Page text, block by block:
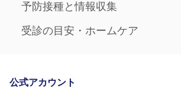
予防接種と情報収集
受診の目安・ホームケア
公式アカウント